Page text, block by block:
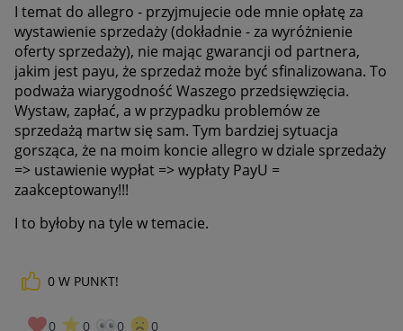
I temat do allegro - przyjmujecie ode mnie opłatę za
wystawienie sprzedaży (dokładnie - za wyróżnienie
oferty sprzedaży), nie mając gwarancji od partnera,
jakim jest payu, że sprzedaż może być sfinalizowana. To
podważa wiarygodność Waszego przedsięwzięcia.
Wystaw, zapłać, a w przypadku problemów ze
sprzedażą martw się sam. Tym bardziej sytuacja
gorsząca, że na moim koncie allegro w dziale sprzedaży
=> ustawienie wypłat => wypłaty PayU =
zaakceptowany!!!
I to byłoby na tyle w temacie.
0 W PUNKT!
0 0 0 0